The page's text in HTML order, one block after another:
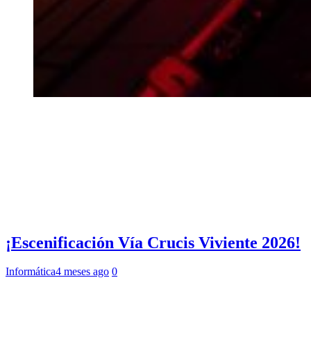
¡Escenificación Vía Crucis Viviente 2026!
Informática4 meses ago 0